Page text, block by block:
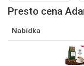
Presto cena
Nabídka